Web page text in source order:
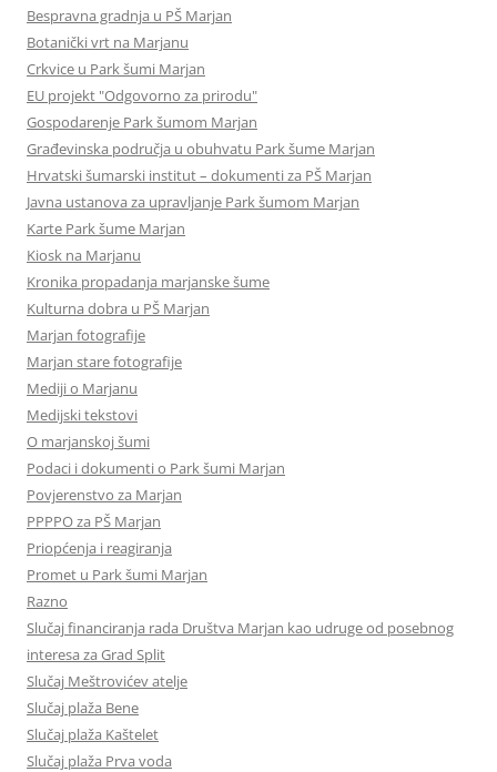
Bespravna gradnja u PŠ Marjan
Botanički vrt na Marjanu
Crkvice u Park šumi Marjan
EU projekt "Odgovorno za prirodu"
Gospodarenje Park šumom Marjan
Građevinska područja u obuhvatu Park šume Marjan
Hrvatski šumarski institut – dokumenti za PŠ Marjan
Javna ustanova za upravljanje Park šumom Marjan
Karte Park šume Marjan
Kiosk na Marjanu
Kronika propadanja marjanske šume
Kulturna dobra u PŠ Marjan
Marjan fotografije
Marjan stare fotografije
Mediji o Marjanu
Medijski tekstovi
O marjanskoj šumi
Podaci i dokumenti o Park šumi Marjan
Povjerenstvo za Marjan
PPPPO za PŠ Marjan
Priopćenja i reagiranja
Promet u Park šumi Marjan
Razno
Slučaj financiranja rada Društva Marjan kao udruge od posebnog
interesa za Grad Split
Slučaj Meštrovićev atelje
Slučaj plaža Bene
Slučaj plaža Kaštelet
Slučaj plaža Prva voda